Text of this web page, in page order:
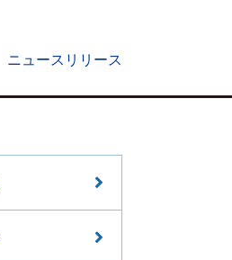
ニュースリリース